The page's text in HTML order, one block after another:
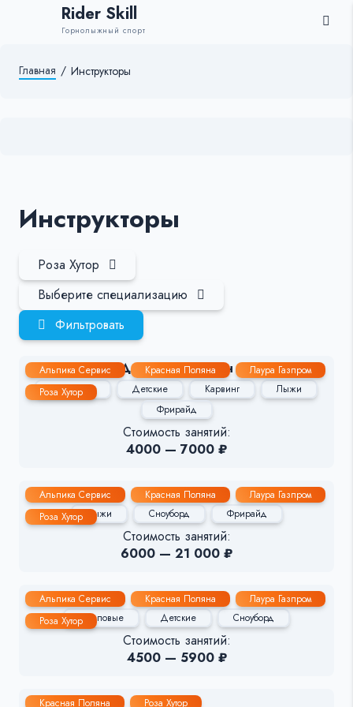
Rider Skill
Горнолыжный спорт
Главная / Инструкторы
Инструкторы
Роза Хутор
Выберите специализацию
Фильтровать
Альпика Сервис Красная Поляна
Лаура Газпром
Роза Хутор
Дмитрий Серегин
Групповые Детские Карвинг
Лыжи
Фрирайд
Стоимость занятий:
4000 — 7000 ₽
Альпика Сервис Красная Поляна
Лаура Газпром
Роза Хутор
Константин
Лыжи Сноуборд Фрирайд
Стоимость занятий:
6000 — 21 000 ₽
Альпика Сервис Красная Поляна
Лаура Газпром
Роза Хутор
Владислав
Групповые Детские Сноуборд
Стоимость занятий:
4500 — 5900 ₽
Красная Поляна Роза Хутор
Алан